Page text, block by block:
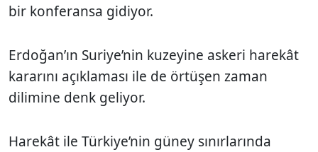
bir konferansa gidiyor.
Erdoğan’ın Suriye’nin kuzeyine askeri harekât
kararını açıklaması ile de örtüşen zaman
dilimine denk geliyor.
Harekât ile Türkiye’nin güney sınırlarında